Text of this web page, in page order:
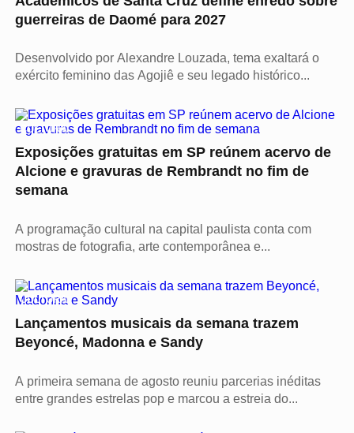
guerreiras de Daomé para 2027
Desenvolvido por Alexandre Louzada, tema exaltará o
exército feminino das Agojiê e seu legado histórico...
CULTURA
Exposições gratuitas em SP reúnem acervo de
Alcione e gravuras de Rembrandt no fim de
semana
A programação cultural na capital paulista conta com
mostras de fotografia, arte contemporânea e...
CULTURA
Lançamentos musicais da semana trazem
Beyoncé, Madonna e Sandy
A primeira semana de agosto reuniu parcerias inéditas
entre grandes estrelas pop e marcou a estreia do...